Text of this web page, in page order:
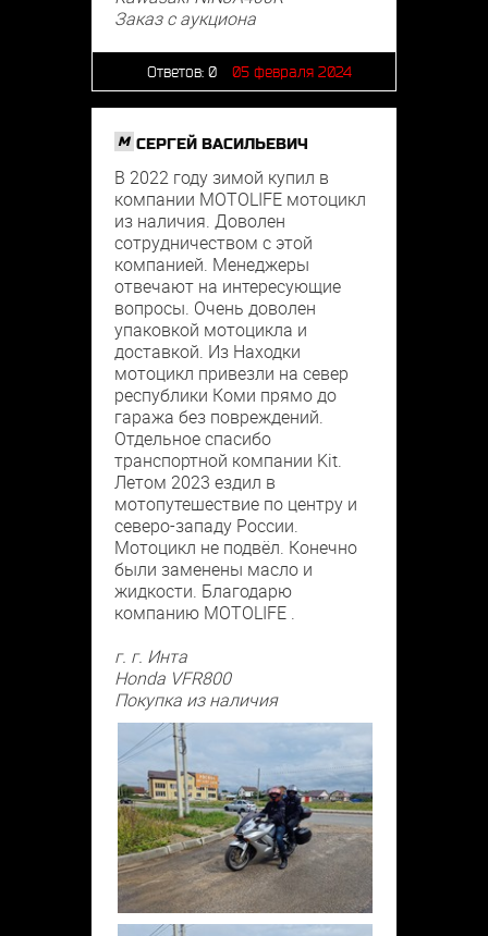
Заказ с аукциона
Ответов: 0 05 февраля 2024
M СЕРГЕЙ ВАСИЛЬЕВИЧ
В 2022 году зимой купил в
компании MOTOLIFE мотоцикл
из наличия. Доволен
сотрудничеством с этой
компанией. Менеджеры
отвечают на интересующие
вопросы. Очень доволен
упаковкой мотоцикла и
доставкой. Из Находки
мотоцикл привезли на север
республики Коми прямо до
гаража без повреждений.
Отдельное спасибо
транспортной компании Kit.
Летом 2023 ездил в
мотопутешествие по центру и
северо-западу России.
Мотоцикл не подвёл. Конечно
были заменены масло и
жидкости. Благодарю
компанию MOTOLIFE .
г. г. Инта
Honda VFR800
Покупка из наличия